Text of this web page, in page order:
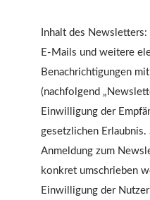
Inhalt des
E-Mails und weitere
Benachrichtigungen
(nachfolgend
Einwilligung der
gesetzlichen Erlaubnis.
Anmeldung zum
konkret umschrieben
Einwilligung der